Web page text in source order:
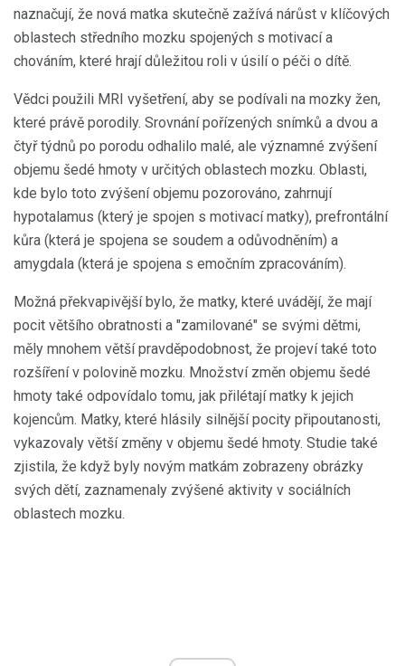
naznačují, že nová matka skutečně zažívá nárůst v klíčových
oblastech středního mozku spojených s motivací a
chováním, které hrají důležitou roli v úsilí o péči o dítě.
Vědci použili MRI vyšetření, aby se podívali na mozky žen,
které právě porodily. Srovnání pořízených snímků a dvou a
čtyř týdnů po porodu odhalilo malé, ale významné zvýšení
objemu šedé hmoty v určitých oblastech mozku. Oblasti,
kde bylo toto zvýšení objemu pozorováno, zahrnují
hypotalamus (který je spojen s motivací matky), prefrontální
kůra (která je spojena se soudem a odůvodněním) a
amygdala (která je spojena s emočním zpracováním).
Možná překvapivější bylo, že matky, které uvádějí, že mají
pocit většího obratnosti a "zamilované" se svými dětmi,
měly mnohem větší pravděpodobnost, že projeví také toto
rozšíření v polovině mozku. Množství změn objemu šedé
hmoty také odpovídalo tomu, jak přilétají matky k jejich
kojencům. Matky, které hlásily silnější pocity připoutanosti,
vykazovaly větší změny v objemu šedé hmoty. Studie také
zjistila, že když byly novým matkám zobrazeny obrázky
svých dětí, zaznamenaly zvýšené aktivity v sociálních
oblastech mozku.